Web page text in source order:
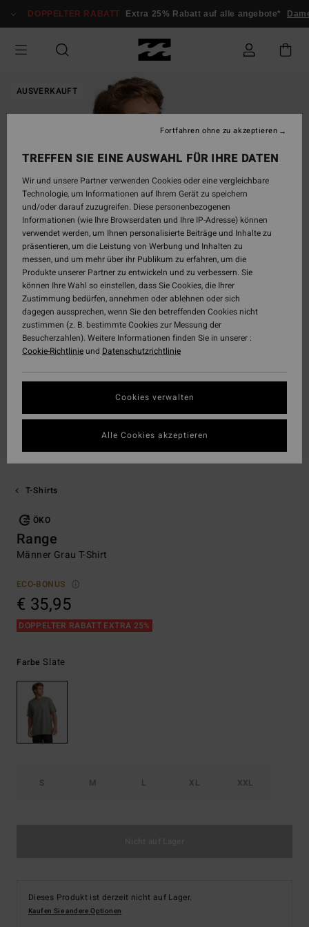
zur
springen
DOPPELTER RABATT Extra 25% Rabatt auf alle angebote*
AUSVERKAUFT
T-Shirts
ÖKO
Range
Männer Grau T-Shirt
ECO-BONUS
€ 35,95
DOPPELTER RABATT EXTRA 25%
Farbe Slate
S M L XL XXL
Dieses Produkt ist derzeit nicht auf Lager.
Kaufen Sie andere Optionen
TREFFEN SIE EINE AUSWAHL FÜR IHRE DATEN
Wir und unsere Partner verwenden Cookies oder eine vergleichbare
Technologie, um Informationen auf Ihrem Gerät zu speichern
und/oder darauf zuzugreifen. Diese personenbezogenen
Informationen (wie Ihre Browserdaten und Ihre IP-Adresse) können
verwendet werden, um Ihnen personalisierte Beiträge und Inhalte zu
präsentieren, um die Leistung von Werbung und Inhalten zu
messen, und um mehr über ihr Publikum zu erfahren, um die
Produkte unserer Partner zu entwickeln und zu verbessern. Sie
können Ihre Wahl so einstellen, dass Sie Cookies, die Ihrer
Zustimmung bedürfen, annehmen oder ablehnen oder sich
dagegen aussprechen, wenn Sie den betreffenden Cookies nicht
zustimmen (z. B. bestimmte Cookies zur Messung der
Besucherzahlen). Weitere Informationen finden Sie in unserer :
Cookie-Richtlinieund Datenschutzrichtlinie
Cookies verwalten
Fortfahren ohne zu akzeptieren
Alle Cookies akzeptieren